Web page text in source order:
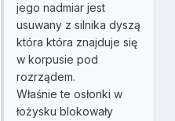
jego nadmiar jest
usuwany z silnika dyszą
która która znajduje się
w korpusie pod
rozrządem.
Właśnie te osłonki w
łożysku blokowały